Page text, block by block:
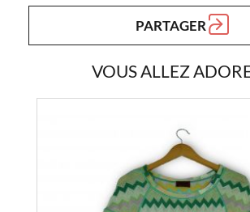
PARTAGER
VOUS ALLEZ